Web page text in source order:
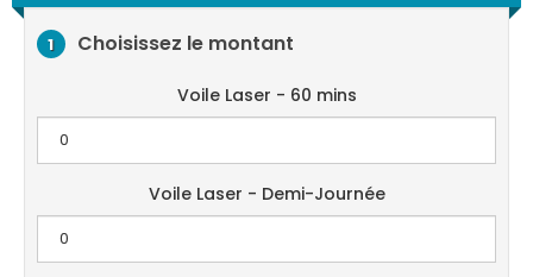
1 Choisissez le montant
Voile Laser - 60 mins
Voile Laser - Demi-Journée